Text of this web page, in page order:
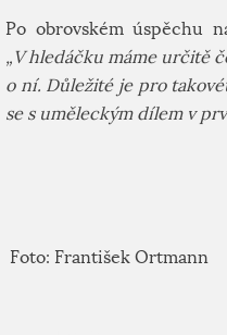
Po obrovském úspěchu
„V hledáčku máme určitě
o ní. Důležité je pro
se s uměleckým dílem v
Foto: František Ortmann